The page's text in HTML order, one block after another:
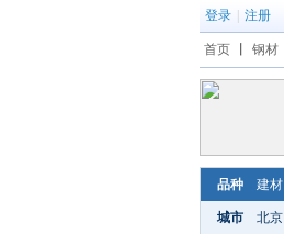
登录 注册
首页 钢材
品种 建材
城市 北京